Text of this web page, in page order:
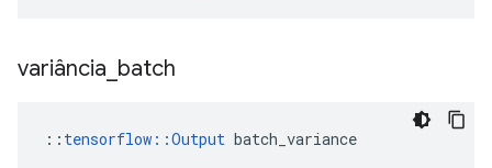
variância batch
:: tensorflow ::Output batch_variance